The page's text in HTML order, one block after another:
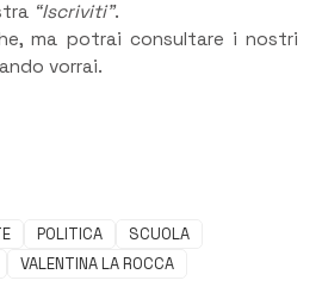
“Iscriviti”.
ma potrai consultare i nostri
vorrai.
POLITICA
SCUOLA
VALENTINA LA ROCCA